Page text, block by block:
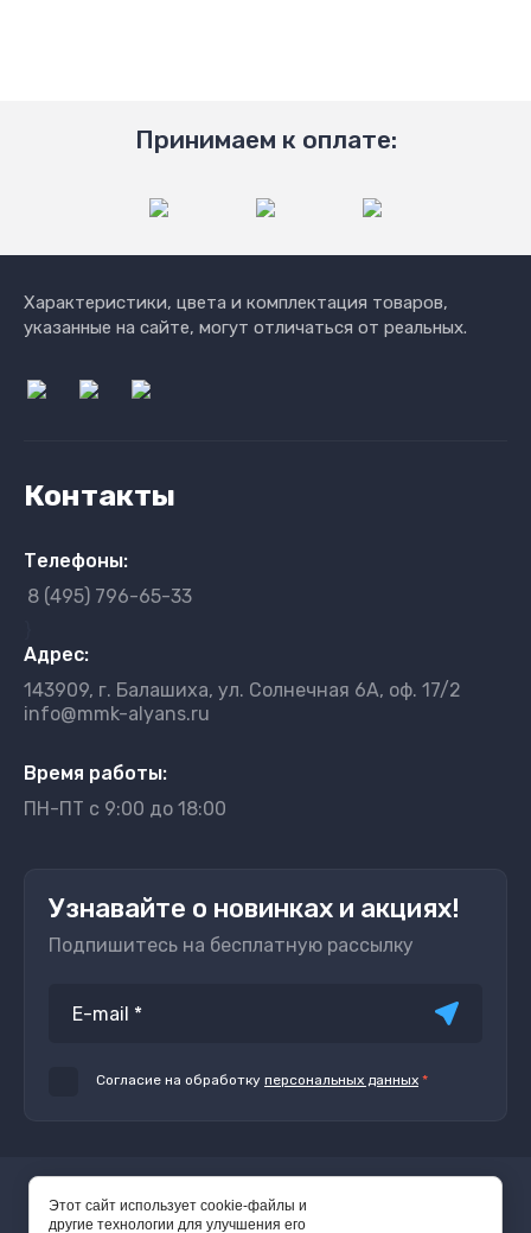
Принимаем к оплате:
Характеристики, цвета и комплектация товаров,
указанные на сайте, могут отличаться от реальных.
Контакты
Телефоны:
8 (495) 796-65-33
Адрес:
143909, г. Балашиха, ул. Солнечная 6А, оф. 17/2
info@mmk-alyans.ru
Время работы:
ПН-ПТ с 9:00 до 18:00
Узнавайте о новинках и акциях!
Подпишитесь на бесплатную рассылку
Согласие на обработку персональных данных *
© 2016 - 2026
Этот сайт использует cookie-файлы и
другие технологии для улучшения его